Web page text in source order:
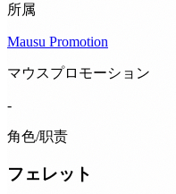
所属
Mausu Promotion
マウスプロモーション
-
角色/职责
フェレット